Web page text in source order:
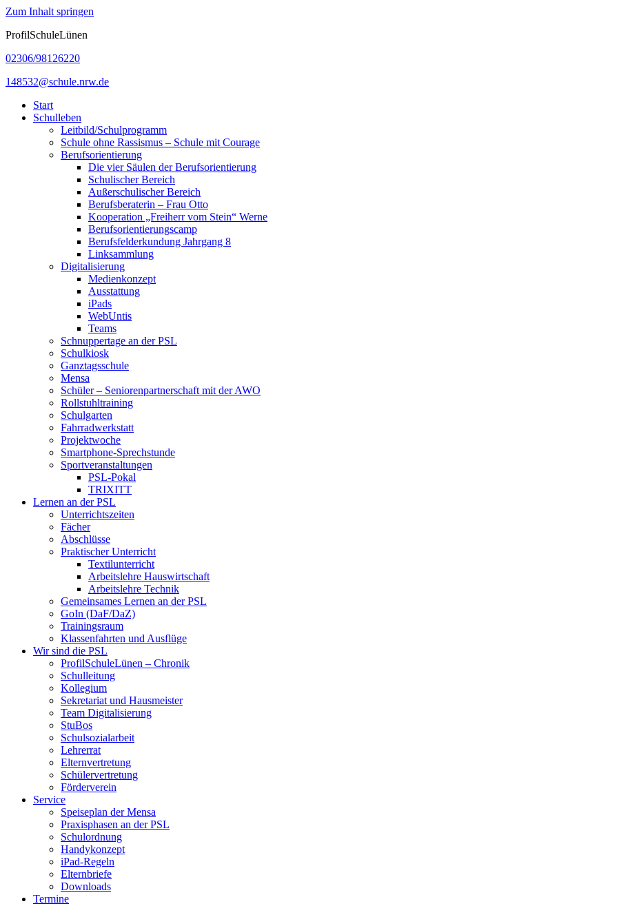
Zum Inhalt springen
ProfilSchuleLünen
02306/98126220
148532@schule.nrw.de
Start
Schulleben
Leitbild/Schulprogramm
Schule ohne Rassismus – Schule mit Courage
Berufsorientierung
Die vier Säulen der Berufsorientierung
Schulischer Bereich
Außerschulischer Bereich
Berufsberaterin – Frau Otto
Kooperation „Freiherr vom Stein“ Werne
Berufsorientierungscamp
Berufsfelderkundung Jahrgang 8
Linksammlung
Digitalisierung
Medienkonzept
Ausstattung
iPads
WebUntis
Teams
Schnuppertage an der PSL
Schulkiosk
Ganztagsschule
Mensa
Schüler – Seniorenpartnerschaft mit der AWO
Rollstuhltraining
Schulgarten
Fahrradwerkstatt
Projektwoche
Smartphone-Sprechstunde
Sportveranstaltungen
PSL-Pokal
TRIXITT
Lernen an der PSL
Unterrichtszeiten
Fächer
Abschlüsse
Praktischer Unterricht
Textilunterricht
Arbeitslehre Hauswirtschaft
Arbeitslehre Technik
Gemeinsames Lernen an der PSL​
GoIn (DaF/DaZ)
Trainingsraum
Klassenfahrten und Ausflüge
Wir sind die PSL
ProfilSchuleLünen – Chronik
Schulleitung
Kollegium
Sekretariat und Hausmeister
Team Digitalisierung
StuBos
Schulsozialarbeit
Lehrerrat
Elternvertretung
Schülervertretung
Förderverein
Service
Speiseplan der Mensa
Praxisphasen an der PSL
Schulordnung
Handykonzept
iPad-Regeln
Elternbriefe
Downloads
Termine